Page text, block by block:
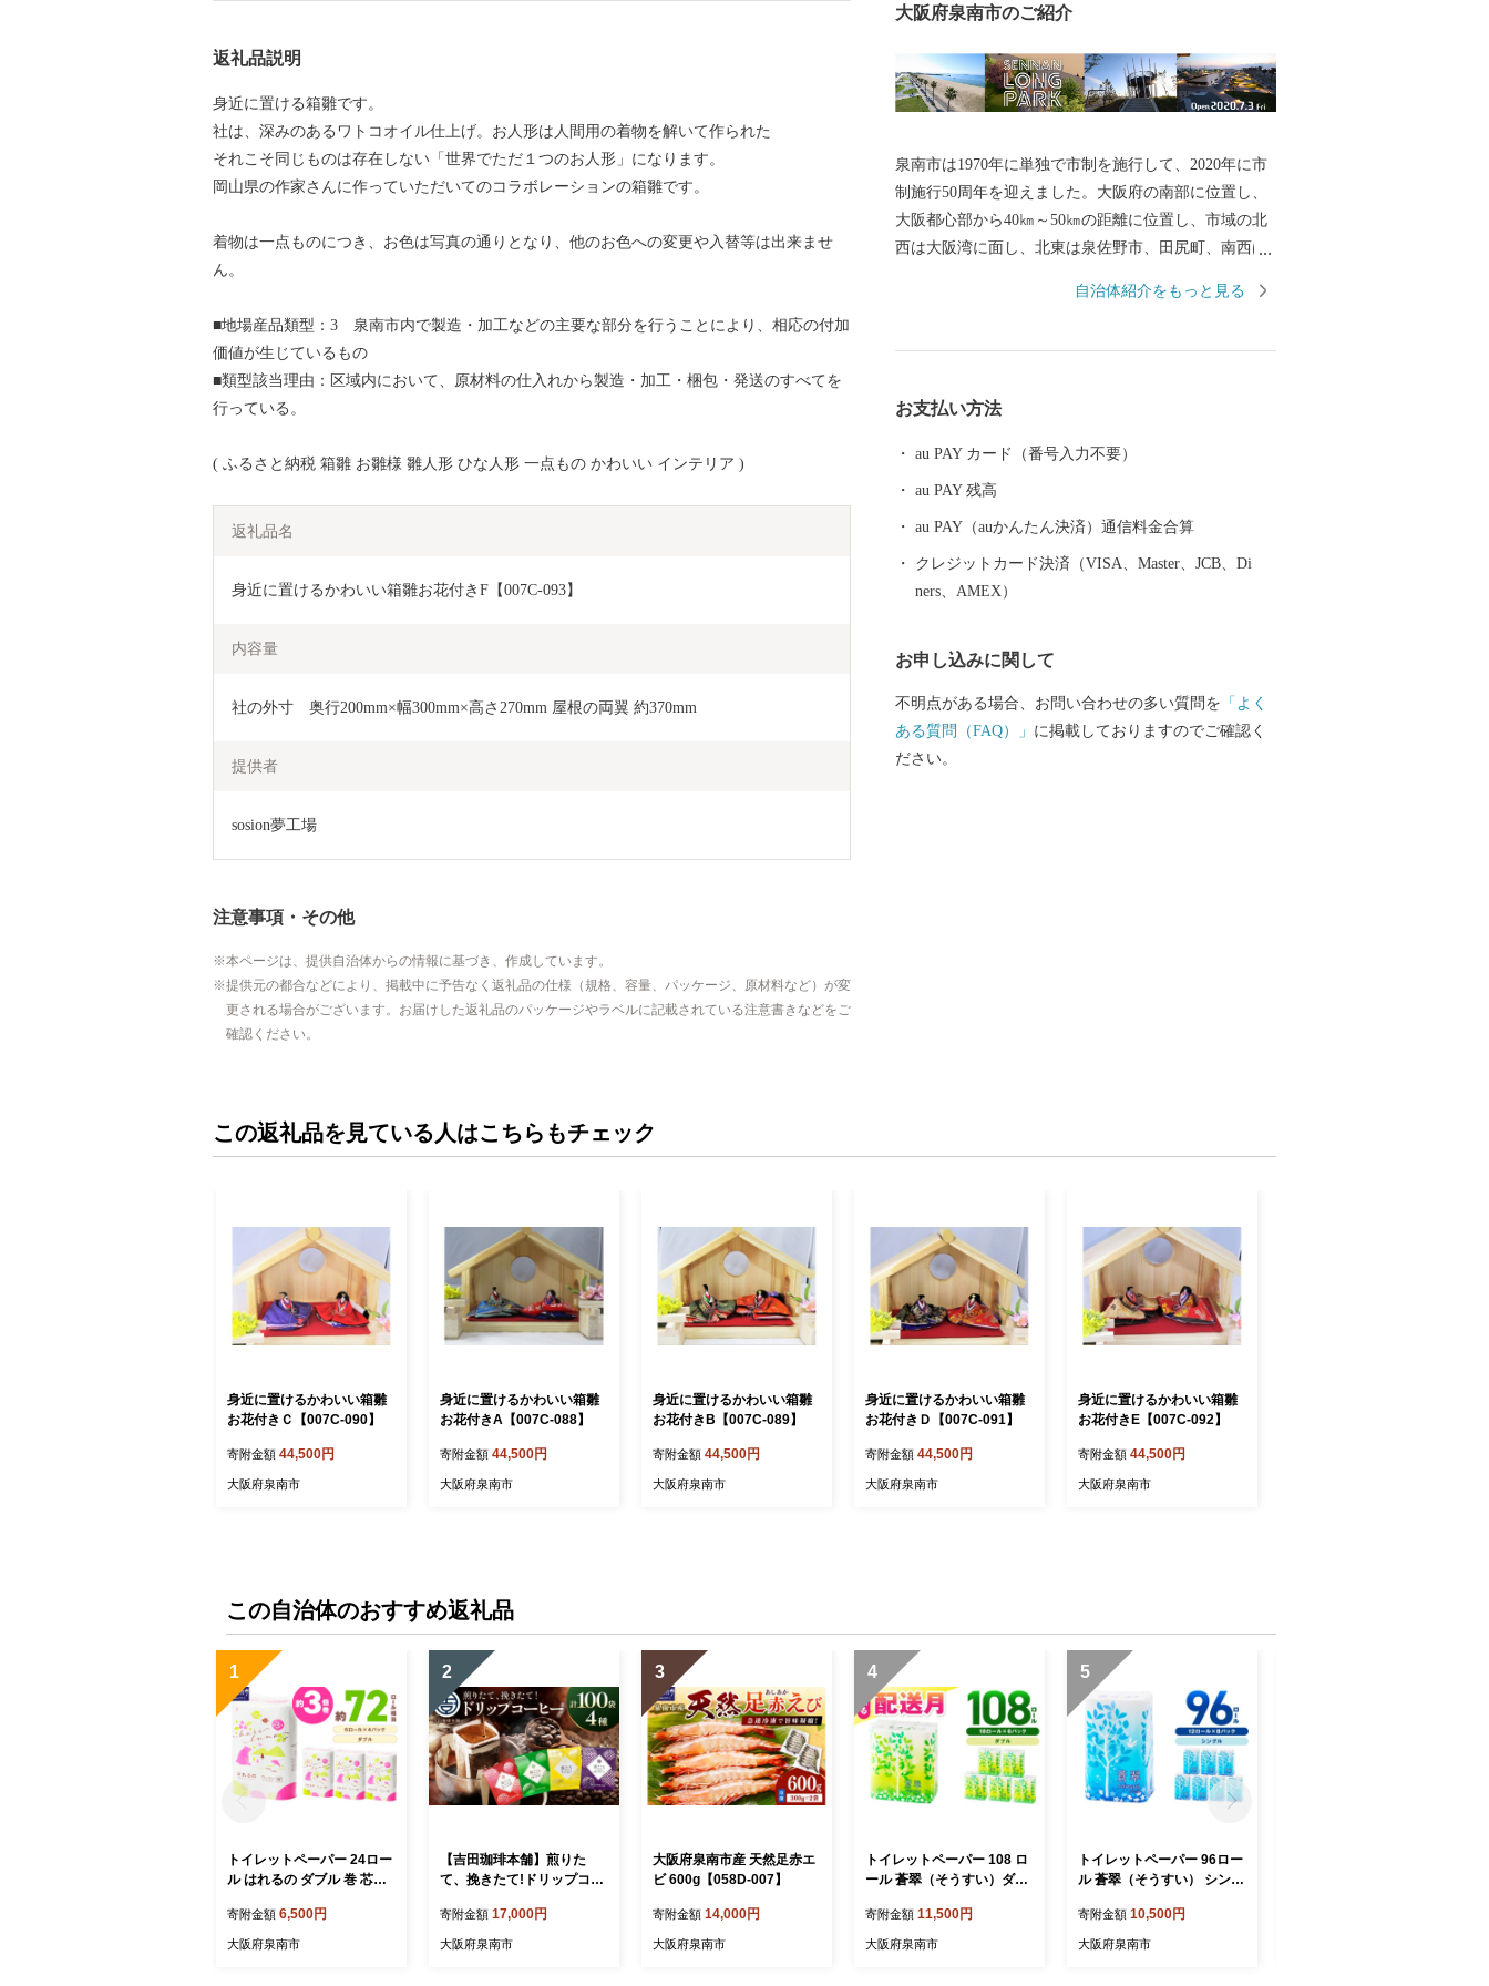
返礼品説明
身近に置ける箱雛です。
社は、深みのあるワトコオイル仕上げ。お人形は人間用の着物を解いて作られた
それこそ同じものは存在しない「世界でただ１つのお人形」になります。
岡山県の作家さんに作っていただいてのコラボレーションの箱雛です。
着物は一点ものにつき、お色は写真の通りとなり、他のお色への変更や入替等は出来ませ
ん。
■地場産品類型：3 泉南市内で製造・加工などの主要な部分を行うことにより、相応の付加
価値が生じているもの
■類型該当理由：区域内において、原材料の仕入れから製造・加工・梱包・発送のすべてを
行っている。
( ふるさと納税 箱雛 お雛様 雛人形 ひな人形 一点もの かわいい インテリア )
返礼品名
身近に置けるかわいい箱雛お花付きF【007C-093】
内容量
社の外寸　奥行200mm×幅300mm×高さ270mm 屋根の両翼 約370mm
提供者
sosion夢工場
注意事項・その他
本ページは、提供自治体からの情報に基づき、作成しています。
提供元の都合などにより、掲載中に予告なく返礼品の仕様（規格、容量、パッケージ、原材料など）が変
更される場合がございます。お届けした返礼品のパッケージやラベルに記載されている注意書きなどをご
確認ください。
大阪府泉南市のご紹介
泉南市は1970年に単独で市制を施行して、2020年に市
制施行50周年を迎えました。大阪府の南部に位置し、
大阪都心部から40㎞～50㎞の距離に位置し、市域の北
西は大阪湾に面し、北東は泉佐野市、田尻町、南西は
しています。市域は南北約11㎞、東西約8㎞の広がりを
る和泉山脈があり、丘陵部から平野部にかけては、古
くからの街並みと新たに開発された住宅が混在してい
芋、花き等、泉州特産の農作物が栽培されています。
関西国際空港の対岸のりんくうタウンでは、様々な製
造業をはじめとする事業所が集積し、岡田と樽井にあ
ゾーンとして再生させ、泉南市のまちづくりの拠点と
することをめざしています。
自治体紹介をもっと見る
お支払い方法
au PAY カード（番号入力不要）
au PAY 残高
au PAY（auかんたん決済）通信料金合算
クレジットカード決済（VISA、Master、JCB、Di
ners、AMEX）
お申し込みに関して
不明点がある場合、お問い合わせの多い質問を 「よく
ある質問（FAQ）」 に掲載しておりますのでご確認く
ださい。
この返礼品を見ている人はこちらもチェック
身近に置けるかわいい箱雛
お花付きＣ【007C-090】
寄附金額 44,500円
大阪府泉南市
身近に置けるかわいい箱雛
お花付きA【007C-088】
寄附金額 44,500円
大阪府泉南市
身近に置けるかわいい箱雛
お花付きB【007C-089】
寄附金額 44,500円
大阪府泉南市
身近に置けるかわいい箱雛
お花付きＤ【007C-091】
寄附金額 44,500円
大阪府泉南市
身近に置けるかわいい箱雛
お花付きE【007C-092】
寄附金額 44,500円
大阪府泉南市
この自治体のおすすめ返礼品
1
トイレットペーパー 24ロー
ル はれるの ダブル 巻 芯な
域：北海道・沖縄】【2026
年8月お届け】【020E-02
寄附金額 6,500円
大阪府泉南市
2
【吉田珈琲本舗】煎りた
て、挽きたて!ドリップコー
4】
寄附金額 17,000円
大阪府泉南市
3
大阪府泉南市産 天然足赤エ
ビ 600g【058D-007】
寄附金額 14,000円
大阪府泉南市
4
トイレットペーパー 108 ロ
ール 蒼翠（そうすい）ダブ
道・沖縄】【2026年8月お
届け】トイレ 人気 日用品
寄附金額 11,500円
大阪府泉南市
5
トイレットペーパー 96ロー
ル 蒼翠（そうすい） シング
道・沖縄】【60営業日以内
に発送】 といれっとぺーぱ
寄附金額 10,500円
大阪府泉南市